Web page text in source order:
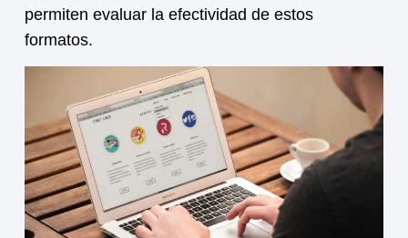
permiten evaluar la efectividad de estos
formatos.